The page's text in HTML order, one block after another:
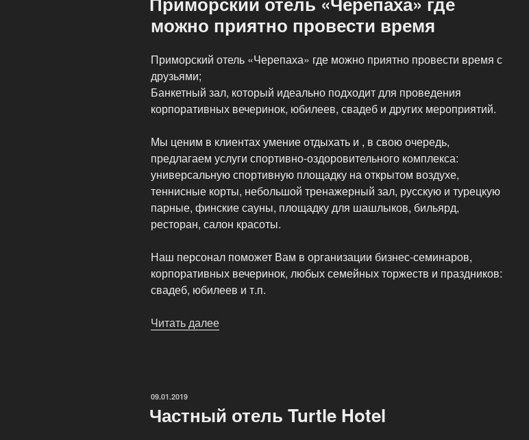
можно приятно провести время
Приморский отель «Черепаха» где можно приятно провести время с
друзьями;
Банкетный зал, который идеально подходит для проведения
корпоративных вечеринок, юбилеев, свадеб и других мероприятий.
Мы ценим в клиентах умение отдыхать и , в свою очередь,
предлагаем услуги спортивно-оздоровительного комплекса:
универсальную спортивную площадку на открытом воздухе,
теннисные корты, небольшой тренажерный зал, русскую и турецкую
парные, финские сауны, площадку для шашлыков, бильярд,
ресторан, салон красоты.
Наш персонал поможет Вам в организации бизнес-семинаров,
корпоративных вечеринок, любых семейных торжеств и праздников:
свадеб, юбилеев и т.п.
Читать далее
приятно
провести
ОПУБЛИКОВАНО
09.01.2019
Частный отель Turtle Hotel